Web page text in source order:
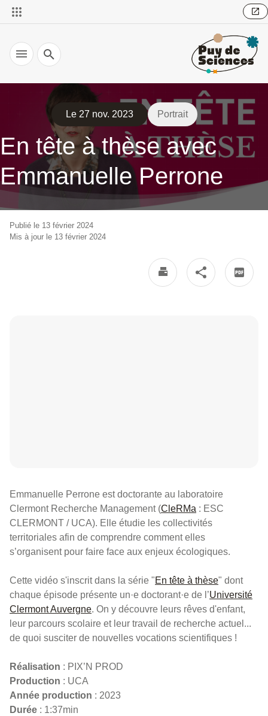
Recherche
Le 27 nov. 2023 Portrait
En tête à thèse avec
Emmanuelle Perrone
Publié le 13 février 2024
Mis à jour le 13 février 2024
Emmanuelle Perrone est doctorante au laboratoire
Clermont Recherche Management (CleRMa : ESC
CLERMONT / UCA). Elle étudie les collectivités
territoriales afin de comprendre comment elles
s’organisent pour faire face aux enjeux écologiques.
Cette vidéo s'inscrit dans la série "En tête à thèse" dont
chaque épisode présente un·e doctorant·e de l’Université
Clermont Auvergne. On y découvre leurs rêves d'enfant,
leur parcours scolaire et leur travail de recherche actuel...
de quoi susciter de nouvelles vocations scientifiques !
Réalisation : PIX’N PROD
Production : UCA
Année production : 2023
Durée : 1:37min